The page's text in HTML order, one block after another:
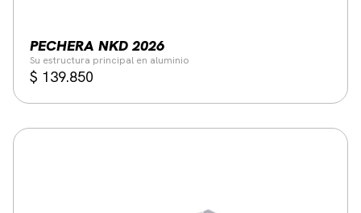
PECHERA NKD 2026
Su estructura principal en aluminio
$ 139.850